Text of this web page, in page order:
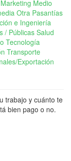
Marketing Medio
Otra Pasantías
e Ingeniería
/ Públicas Salud
Tecnología
Transporte
Exportación
trabajo y cuánto te
bien pago o no.